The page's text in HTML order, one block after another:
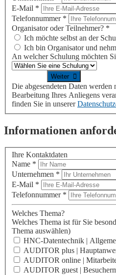
E-Mail *
Telefonnummer *
Organisator oder Teilnehmer? *
Ich möchte selbst an der
Ich bin Organisator und
An welcher Schulung möchten
Die abgesendeten Daten
Bearbeitung Ihres Anliegens
finden Sie in unserer
Informationen
Ihre Kontaktdaten
Name *
Unternehmen *
E-Mail *
Telefonnummer *
Welches Thema?
Welches Thema ist für Sie
Thema auswählen)
HNC-Datentechnik |
AUDITOR plus |
AUDITOR online |
AUDITOR guest |